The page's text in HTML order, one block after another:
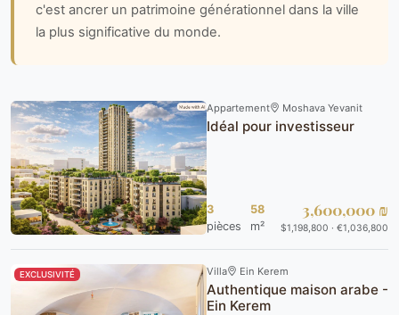
c'est ancrer un patrimoine générationnel dans la ville
la plus significative du monde.
Appartement Moshava Yevanit
Idéal pour investisseur
3
pièces
58
m²
3,600,000 ₪
$1,198,800 · €1,036,800
EXCLUSIVITÉ Villa Ein Kerem
Authentique maison arabe -
Ein Kerem